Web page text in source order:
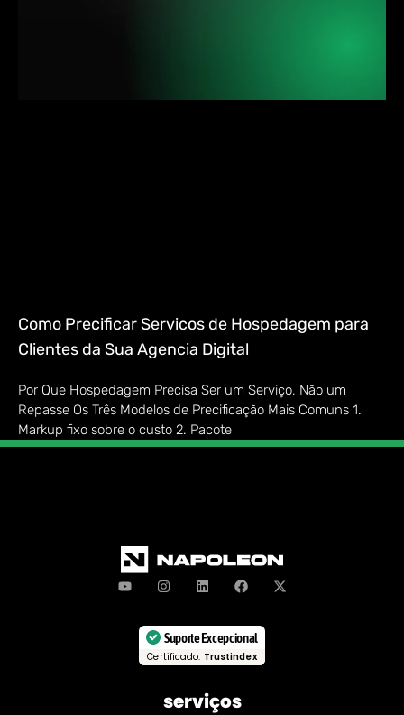
Como Precificar Servicos de Hospedagem para
Clientes da Sua Agencia Digital
Por Que Hospedagem Precisa Ser um Serviço, Não um
Repasse Os Três Modelos de Precificação Mais Comuns 1.
Markup fixo sobre o custo 2. Pacote
Suporte Excepcional
Certificado: Trustindex
serviços